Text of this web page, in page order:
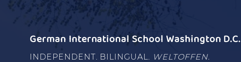
German International School Washington D.C.
INDEPENDENT. BILINGUAL. WELTOFFEN.